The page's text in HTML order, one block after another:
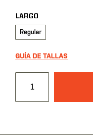
LARGO
Regular
GUÍA DE TALLAS